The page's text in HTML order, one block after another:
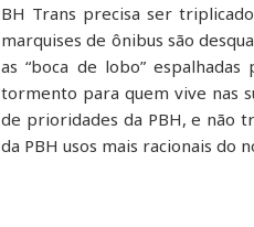
BH Trans precisa ser
marquises de ônibus são
as “boca de lobo”
tormento para quem vive nas
de prioridades da PBH, e não
da PBH usos mais racionais do